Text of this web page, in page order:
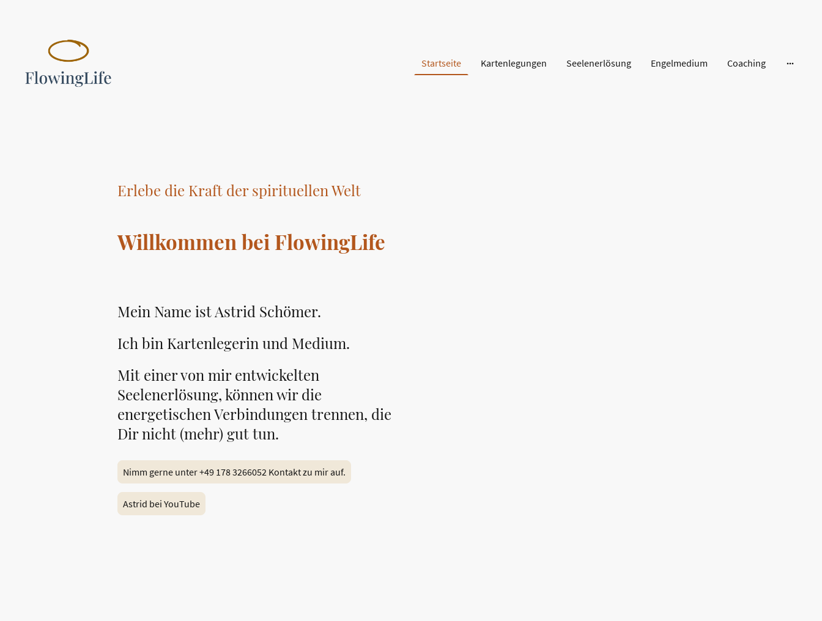
Startseite Kartenlegungen Seelenerlösung Engelmedium Coaching
Erlebe die Kraft der spirituellen Welt
Willkommen bei FlowingLife
Mein Name ist Astrid Schömer.
Ich bin Kartenlegerin und Medium.
Mit einer von mir entwickelten
Seelenerlösung, können wir die
energetischen Verbindungen trennen, die
Dir nicht (mehr) gut tun.
Nimm gerne unter +49 178 3266052 Kontakt zu mir auf.
Astrid bei YouTube